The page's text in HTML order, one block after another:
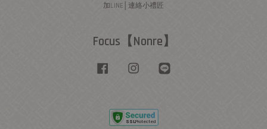
加LINE│連絡小禮匠
Focus【Nonre】
Facebook Instagram